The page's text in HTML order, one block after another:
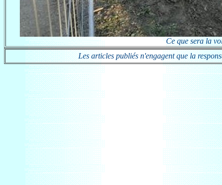
Ce que sera la
Les articles publiés n'engagent que la